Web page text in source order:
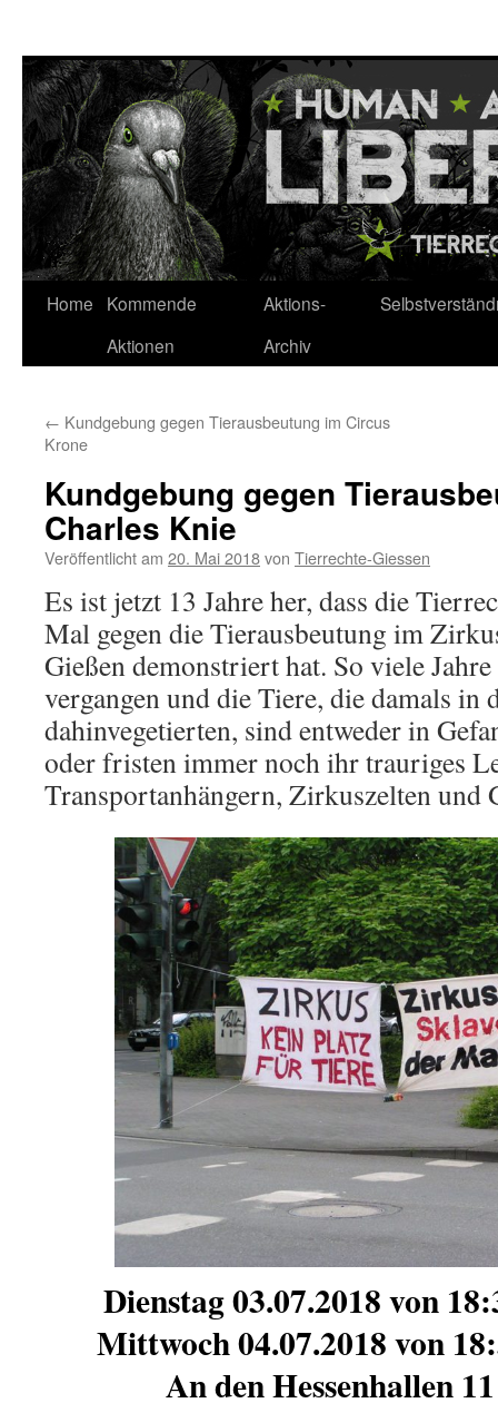
springen
Home
Kommende
Aktionen
Aktions-
Archiv
← Kundgebung gegen Tierausbeutung im Circus
Krone
Kundgebung gegen
Charles Knie
Veröffentlicht am 20. Mai 2018von Tierrechte-Giessen
Es ist jetzt 13 Jahre her, dass die
Mal gegen die Tierausbeutung im
Gießen demonstriert hat. So viele
vergangen und die Tiere, die damals in
dahinvegetierten, sind entweder in
oder fristen immer noch ihr trauriges
Transportanhängern, Zirkuszelten und
Dienstag 03.07.2018 von
Mittwoch 04.07.2018 von
An den Hessenhallen